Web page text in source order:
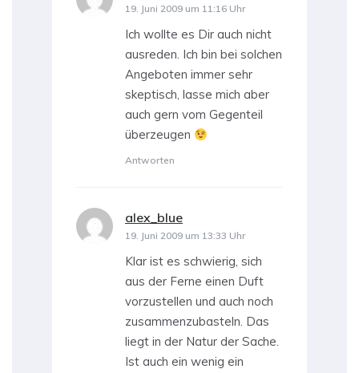
19. Juni 2009 um 11:16 Uhr
Ich wollte es Dir auch nicht
ausreden. Ich bin bei solchen
Angeboten immer sehr
skeptisch, lasse mich aber
auch gern vom Gegenteil
überzeugen
Antworten
alex_blue
19. Juni 2009 um 13:33 Uhr
Klar ist es schwierig, sich
aus der Ferne einen Duft
vorzustellen und auch noch
zusammenzubasteln. Das
liegt in der Natur der Sache.
Ist auch ein wenig ein